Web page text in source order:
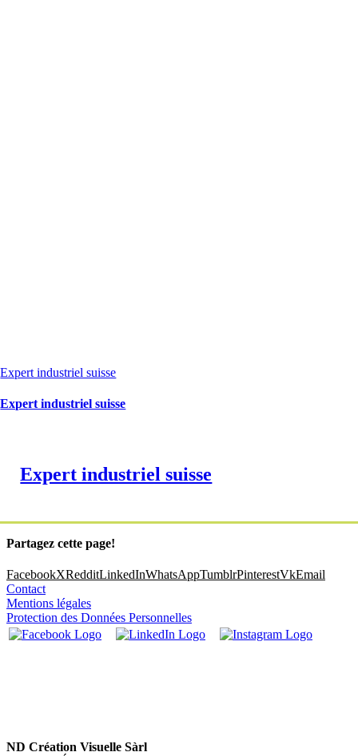
Expert industriel suisse
Expert industriel suisse
Expert industriel suisse
Partagez cette page!
FacebookXRedditLinkedInWhatsAppTumblrPinterestVkEmail
Contact
Mentions légales
Protection des Données Personnelles
ND Création Visuelle Sàrl